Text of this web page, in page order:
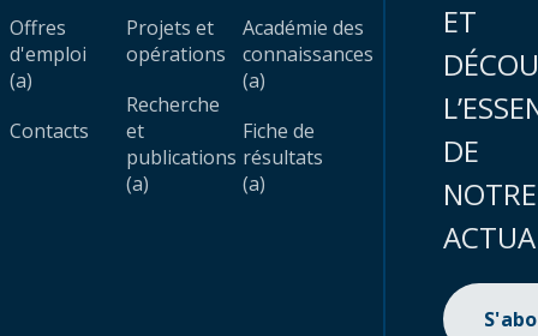
Offres
d'emploi
(a)
Contacts
Projets et
opérations
Recherche
et
publications
(a)
Académie des
connaissances
(a)
Fiche de
résultats
(a)
ET
DE
NOTRE